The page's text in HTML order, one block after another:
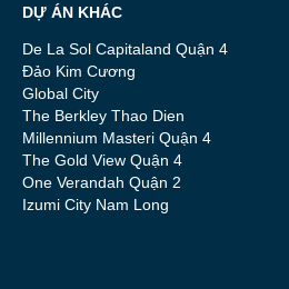
DỰ ÁN KHÁC
De La Sol Capitaland Quận 4
Đảo Kim Cương
Global City
The Berkley Thao Dien
Millennium Masteri Quận 4
The Gold View Quận 4
One Verandah Quận 2
Izumi City Nam Long